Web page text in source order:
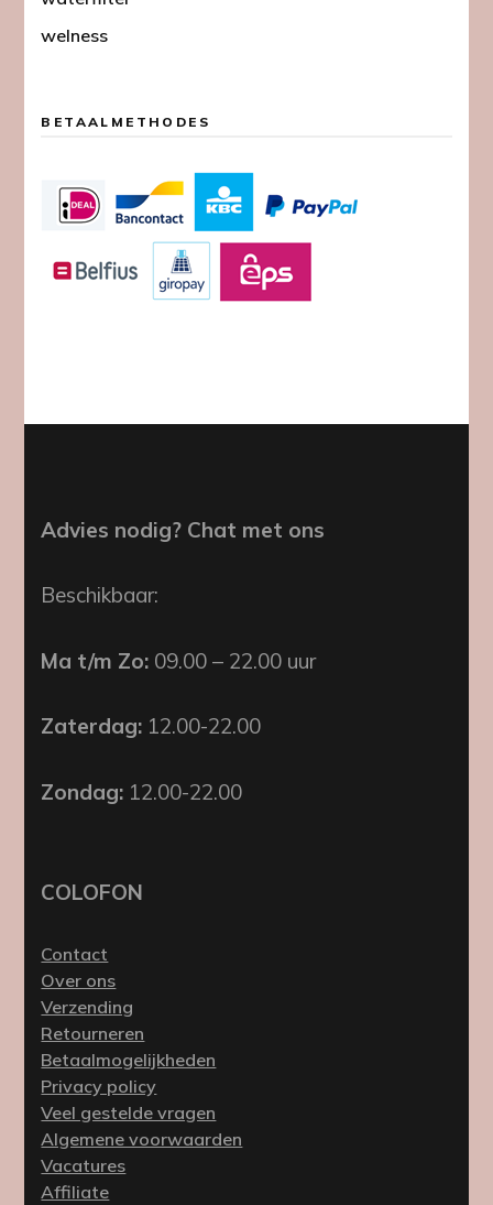
welness
BETAALMETHODES
Advies nodig? Chat met ons
Beschikbaar:
Ma t/m Zo: 09.00 – 22.00 uur
Zaterdag: 12.00-22.00
Zondag: 12.00-22.00
COLOFON
Contact
Over ons
Verzending
Retourneren
Betaalmogelijkheden
Privacy policy
Veel gestelde vragen
Algemene voorwaarden
Vacatures
Affiliate